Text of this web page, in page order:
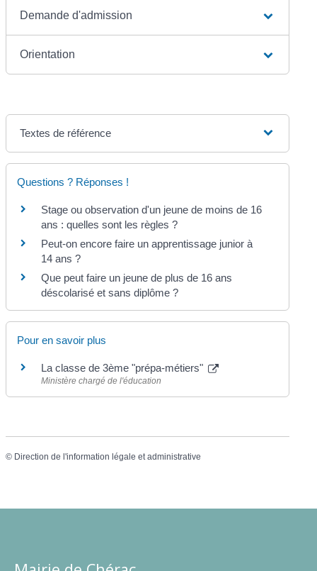
Demande d'admission
Orientation
Textes de référence
Questions ? Réponses !
Stage ou observation d'un jeune de moins de 16
ans : quelles sont les règles ?
Peut-on encore faire un apprentissage junior à
14 ans ?
Que peut faire un jeune de plus de 16 ans
déscolarisé et sans diplôme ?
Pour en savoir plus
La classe de 3ème "prépa-métiers"
Ministère chargé de l'éducation
© Direction de l'information légale et administrative